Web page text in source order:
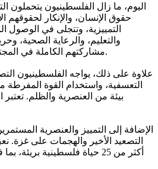
اليوم، ما زال الفلسطينيون يتحملون
حقوق الإنسان، والإنكار
التمييزية، وتتجلى في الوصول
والتعليم، والرعاية الصحية،
مشاركتهم الكاملة في المجتمع، مما يعزز دورة التفاوت.
علاوة على ذلك، يواجه الفلسطينيون
التعسفية، واستخدام القوة
بيئة من العنصرية والظلم. تعتبر
الإضافة إلى التمييز والعنصرية
التصعيد الأخير والهجمات على غزة.
أكثر من 25 حياة فلسطينية